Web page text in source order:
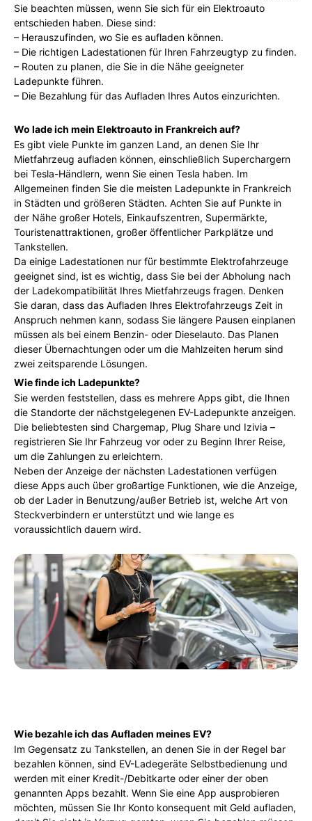
Sie beachten müssen, wenn Sie sich für ein Elektroauto
entschieden haben. Diese sind:
– Herauszufinden, wo Sie es aufladen können.
– Die richtigen Ladestationen für Ihren Fahrzeugtyp zu finden.
– Routen zu planen, die Sie in die Nähe geeigneter
Ladepunkte führen.
– Die Bezahlung für das Aufladen Ihres Autos einzurichten.
Wo lade ich mein Elektroauto in Frankreich auf?
Es gibt viele Punkte im ganzen Land, an denen Sie Ihr
Mietfahrzeug aufladen können, einschließlich Superchargern
bei Tesla-Händlern, wenn Sie einen Tesla haben. Im
Allgemeinen finden Sie die meisten Ladepunkte in Frankreich
in Städten und größeren Städten. Achten Sie auf Punkte in
der Nähe großer Hotels, Einkaufszentren, Supermärkte,
Touristenattraktionen, großer öffentlicher Parkplätze und
Tankstellen.
Da einige Ladestationen nur für bestimmte Elektrofahrzeuge
geeignet sind, ist es wichtig, dass Sie bei der Abholung nach
der Ladekompatibilität Ihres Mietfahrzeugs fragen. Denken
Sie daran, dass das Aufladen Ihres Elektrofahrzeugs Zeit in
Anspruch nehmen kann, sodass Sie längere Pausen einplanen
müssen als bei einem Benzin- oder Dieselauto. Das Planen
dieser Übernachtungen oder um die Mahlzeiten herum sind
zwei zeitsparende Lösungen.
Wie finde ich Ladepunkte?
Sie werden feststellen, dass es mehrere Apps gibt, die Ihnen
die Standorte der nächstgelegenen EV-Ladepunkte anzeigen.
Die beliebtesten sind Chargemap, Plug Share und Izivia –
registrieren Sie Ihr Fahrzeug vor oder zu Beginn Ihrer Reise,
um die Zahlungen zu erleichtern.
Neben der Anzeige der nächsten Ladestationen verfügen
diese Apps auch über großartige Funktionen, wie die Anzeige,
ob der Lader in Benutzung/außer Betrieb ist, welche Art von
Steckverbindern er unterstützt und wie lange es
voraussichtlich dauern wird.
Wie bezahle ich das Aufladen meines EV?
Im Gegensatz zu Tankstellen, an denen Sie in der Regel bar
bezahlen können, sind EV-Ladegeräte Selbstbedienung und
werden mit einer Kredit-/Debitkarte oder einer der oben
genannten Apps bezahlt. Wenn Sie eine App ausprobieren
möchten, müssen Sie Ihr Konto konsequent mit Geld aufladen,